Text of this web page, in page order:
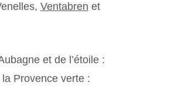
Ventabren et
et de l’étoile :
la Provence verte :